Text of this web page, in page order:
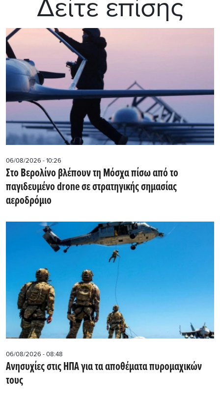
Δείτε επίσης
06/08/2026 - 10:26
Στο Βερολίνο βλέπουν τη Μόσχα πίσω από το
παγιδευμένο drone σε στρατηγικής σημασίας
αεροδρόμιο
06/08/2026 - 08:48
Ανησυχίες στις ΗΠΑ για τα αποθέματα πυρομαχικών
τους